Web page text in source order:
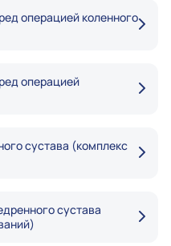
операцией коленного
операцией
сустава (комплекс
сустава